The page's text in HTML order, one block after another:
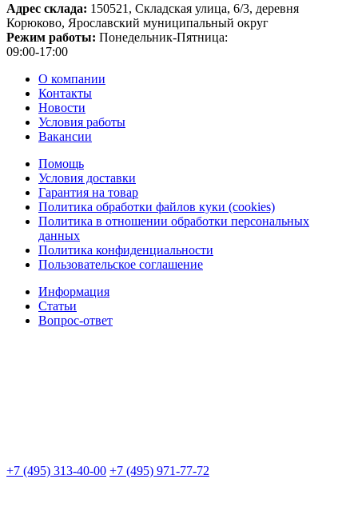
Адрес склада: 150521, Складская улица, 6/3, деревня
Корюково, Ярославский муниципальный округ
Режим работы: Понедельник-Пятница:
09:00-17:00
О компании
Контакты
Новости
Условия работы
Вакансии
Помощь
Условия доставки
Гарантия на товар
Политика обработки файлов куки (cookies)
Политика в отношении обработки персональных
данных
Политика конфиденциальности
Пользовательское соглашение
Информация
Статьи
Вопрос-ответ
+7 (495) 313-40-00 +7 (495) 971-77-72